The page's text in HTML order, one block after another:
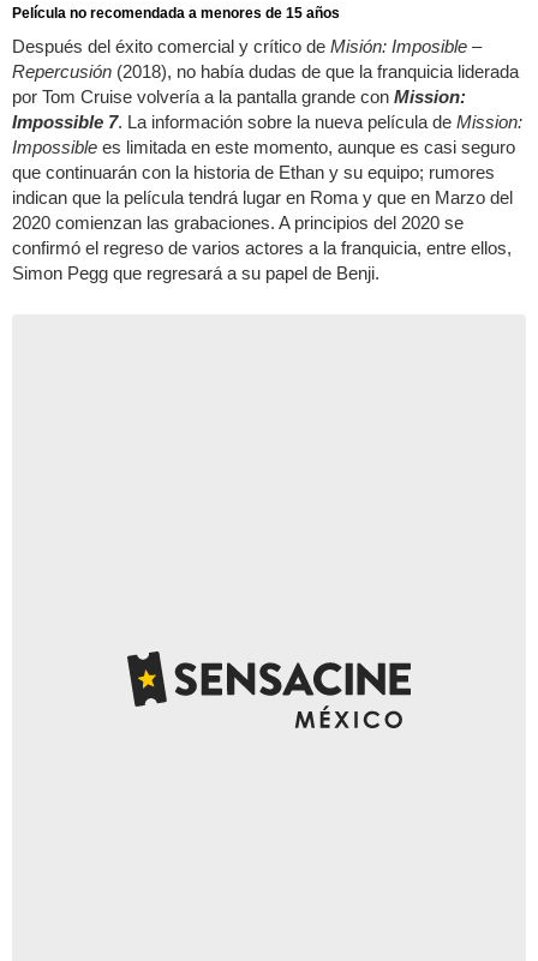
Película no recomendada a menores de 15 años
Después del éxito comercial y crítico de Misión: Imposible –
Repercusión (2018), no había dudas de que la franquicia liderada
por Tom Cruise volvería a la pantalla grande con Mission:
Impossible 7. La información sobre la nueva película de Mission:
Impossible es limitada en este momento, aunque es casi seguro
que continuarán con la historia de Ethan y su equipo; rumores
indican que la película tendrá lugar en Roma y que en Marzo del
2020 comienzan las grabaciones. A principios del 2020 se
confirmó el regreso de varios actores a la franquicia, entre ellos,
Simon Pegg que regresará a su papel de Benji.